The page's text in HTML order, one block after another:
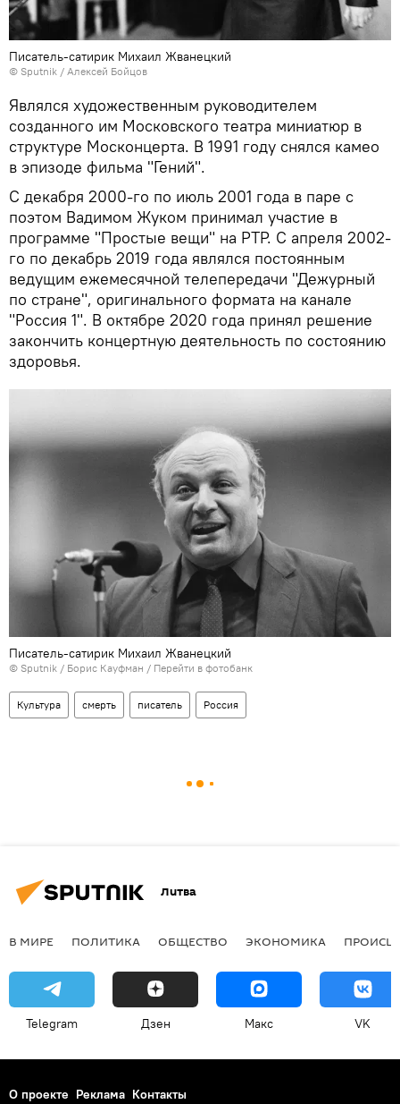
Писатель-сатирик Михаил Жванецкий
© Sputnik / Алексей Бойцов
Являлся художественным руководителем
созданного им Московского театра миниатюр в
структуре Москонцерта. В 1991 году снялся камео
в эпизоде фильма "Гений".
С декабря 2000-го по июль 2001 года в паре с
поэтом Вадимом Жуком принимал участие в
программе "Простые вещи" на РТР. С апреля 2002-
го по декабрь 2019 года являлся постоянным
ведущим ежемесячной телепередачи "Дежурный
по стране", оригинального формата на канале
"Россия 1". В октябре 2020 года принял решение
закончить концертную деятельность по состоянию
здоровья.
Писатель-сатирик Михаил Жванецкий
© Sputnik / Борис Кауфман / Перейти в фотобанк
Культура смерть писатель Россия
Литва
В МИРЕ ПОЛИТИКА ОБЩЕСТВО ЭКОНОМИКА
Telegram Дзен Макс VK
О проекте Реклама Контакты